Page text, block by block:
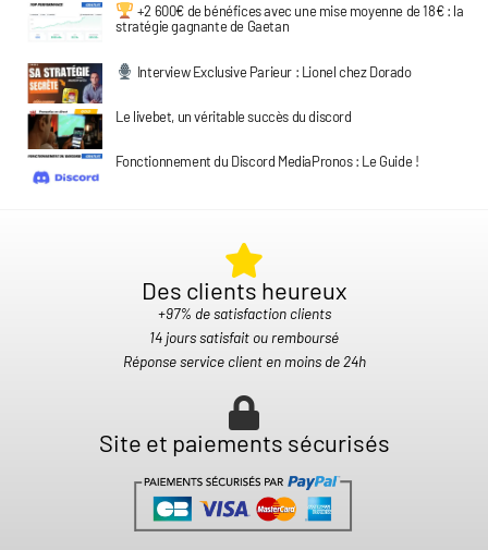
+2 600€ de bénéfices avec une mise moyenne de 18€ : la
stratégie gagnante de Gaetan
Interview Exclusive Parieur : Lionel chez Dorado
Le livebet, un véritable succès du discord
Fonctionnement du Discord MediaPronos : Le Guide !
Des clients heureux​
+97% de satisfaction clients
14 jours satisfait ou remboursé
Réponse service client en moins de 24h
Site et paiements sécurisés